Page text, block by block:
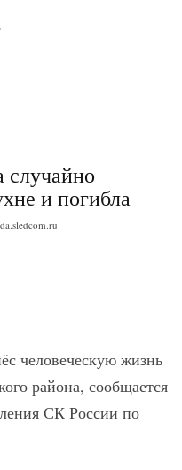
случайно
и погибла
человеческую жизнь
района, сообщается
СК России по